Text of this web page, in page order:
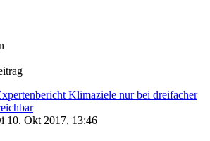
Klimaziele nur bei dreifacher
10. Okt 2017, 13:46